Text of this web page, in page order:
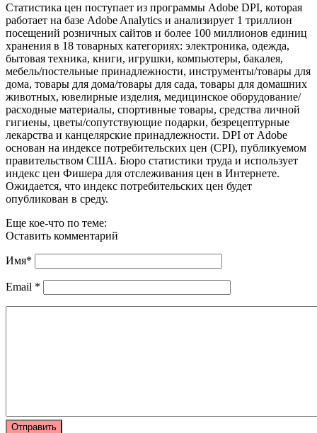
Статистика цен поступает из программы Adobe DPI, которая
работает на базе Adobe Analytics и анализирует 1 триллион
посещений розничных сайтов и более 100 миллионов единиц
хранения в 18 товарных категориях: электроника, одежда,
бытовая техника, книги, игрушки, компьютеры, бакалея,
мебель/постельные принадлежности, инструменты/товары для
дома, товары для дома/товары для сада, товары для домашних
животных, ювелирные изделия, медицинское оборудование/
расходные материалы, спортивные товары, средства личной
гигиены, цветы/сопутствующие подарки, безрецептурные
лекарства и канцелярские принадлежности. DPI от Adobe
основан на индексе потребительских цен (CPI), публикуемом
правительством США. Бюро статистики труда и использует
индекс цен Фишера для отслеживания цен в Интернете.
Ожидается, что индекс потребительских цен будет
опубликован в среду.
Еще кое-что по теме:
Оставить комментарий
Имя*
Email *